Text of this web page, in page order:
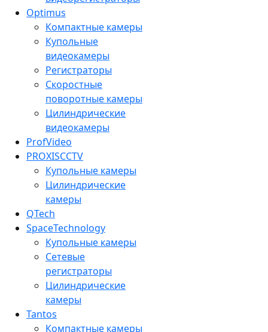
Optimus
Компактные камеры
Купольные
видеокамеры
Регистраторы
Скоростные
поворотные камеры
Цилиндрические
видеокамеры
ProfVideo
PROXISCCTV
Купольные камеры
Цилиндрические
камеры
QTech
SpaceTechnology
Купольные камеры
Сетевые
регистраторы
Цилиндрические
камеры
Tantos
Компактные камеры